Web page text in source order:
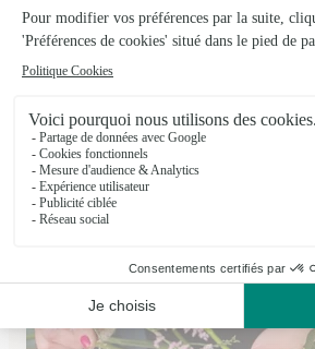
Le Clos Fleuri
Tremblay en France
79, avenue Henri Barbusse
Voir la boutique